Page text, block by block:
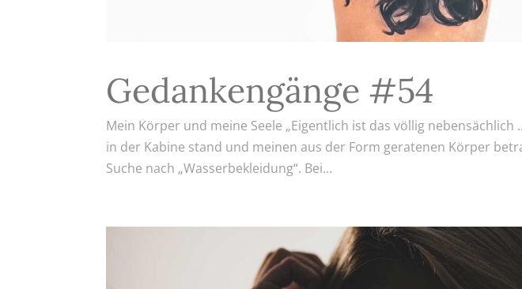
Gedankengänge #54
Mein Körper und meine Seele „Eigentlich ist das völlig nebensächlich
in der Kabine stand und meinen aus der Form geratenen Körper
Suche nach „Wasserbekleidung“. Bei...